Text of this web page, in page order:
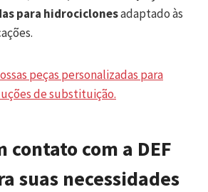
para hidrociclonesadaptado às
peças personalizadas para
de substituição.
contato com a DEF
suas necessidades